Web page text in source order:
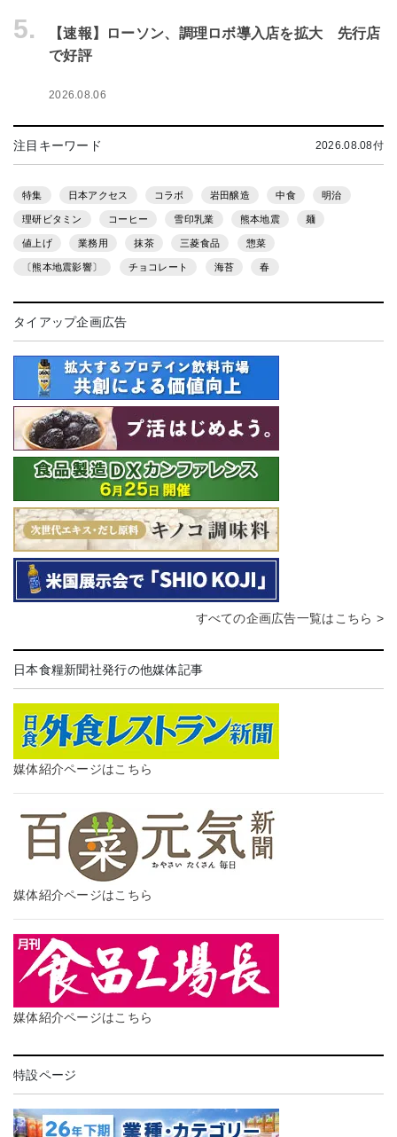
5.
【速報】ローソン、調理ロボ導入店を拡大 先行店
で好評
2026.08.06
注目キーワード 2026.08.08付
特集 日本アクセス コラボ 岩田醸造 中食 明治
理研ビタミン コーヒー 雪印乳業 熊本地震 麺
値上げ 業務用 抹茶 三菱食品 惣菜
〔熊本地震影響〕 チョコレート 海苔 春
タイアップ企画広告
すべての企画広告一覧はこちら >
日本食糧新聞社発行の他媒体記事
媒体紹介ページはこちら
媒体紹介ページはこちら
媒体紹介ページはこちら
特設ページ